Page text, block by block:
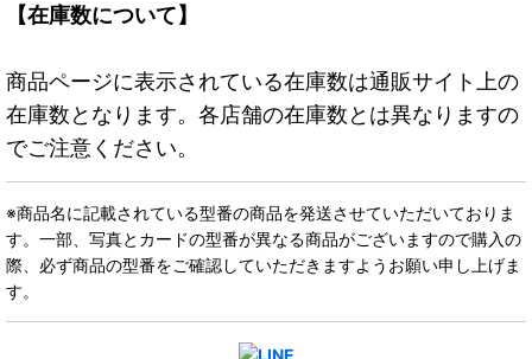
【在庫数について】
商品ページに表示されている在庫数は通販サイト上の
在庫数となります。各店舗の在庫数とは異なりますの
でご注意ください。
※商品名に記載されている型番の商品を発送させていただいておりま
す。一部、写真とカードの型番が異なる商品がございますので購入の
際、必ず商品の型番をご確認していただきますようお願い申し上げま
す。